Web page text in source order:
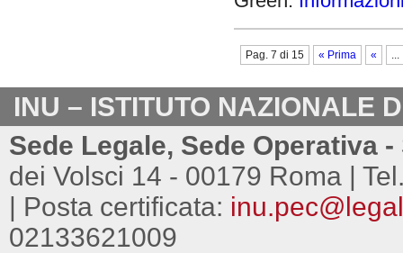
Pag. 7 di 15 « Prima « ...
INU – ISTITUTO NAZIONALE
Sede Legale, Sede Operativa
dei Volsci 14 - 00179 Roma |
| Posta certificata:
02133621009